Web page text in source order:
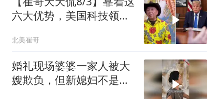
六大优势，美国科技领军
北美崔哥
婚礼现场婆婆一家人被大
嫂欺负，但新媳妇不是好